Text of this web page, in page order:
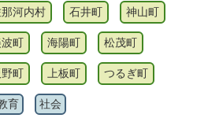
河内村 石井町 神山町
波町 海陽町 松茂町
町 上板町 つるぎ町
育 社会